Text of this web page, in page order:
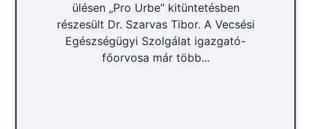
ülésen „Pro Urbe” kitüntetésben
részesült Dr. Szarvas Tibor. A Vecsési
Egészségügyi Szolgálat igazgató-
főorvosa már több...